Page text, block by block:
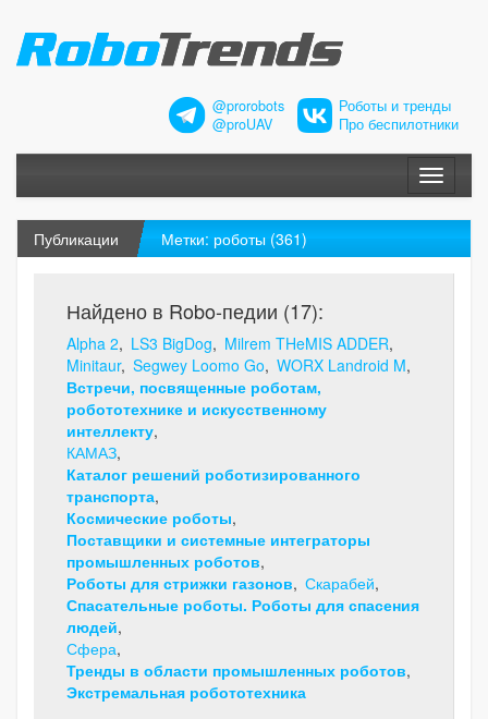
@prorobots
@proUAV
Роботы и тренды
Про беспилотники
Меню
Публикации Метки: роботы (361)
Найдено в Robo-педии (17):
Alpha 2 LS3 BigDog
Milrem THeMIS ADDER
Minitaur Segwey Loomo Go WORX Landroid M
Встречи, посвященные роботам,
робототехнике и искусственному
интеллекту
КАМАЗ
Каталог решений роботизированного
транспорта
Космические роботы
Поставщики и системные интеграторы
промышленных роботов
Роботы для стрижки газонов Скарабей
Спасательные роботы. Роботы для спасения
людей
Сфера
Тренды в области промышленных роботов
Экстремальная робототехника